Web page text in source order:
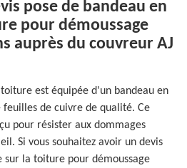
pose de bandeau en
pour démoussage
auprès du couvreur AJ
est équipée d'un bandeau en
de cuivre de qualité. Ce
pour résister aux dommages
Si vous souhaitez avoir un devis
sur la toiture pour démoussage